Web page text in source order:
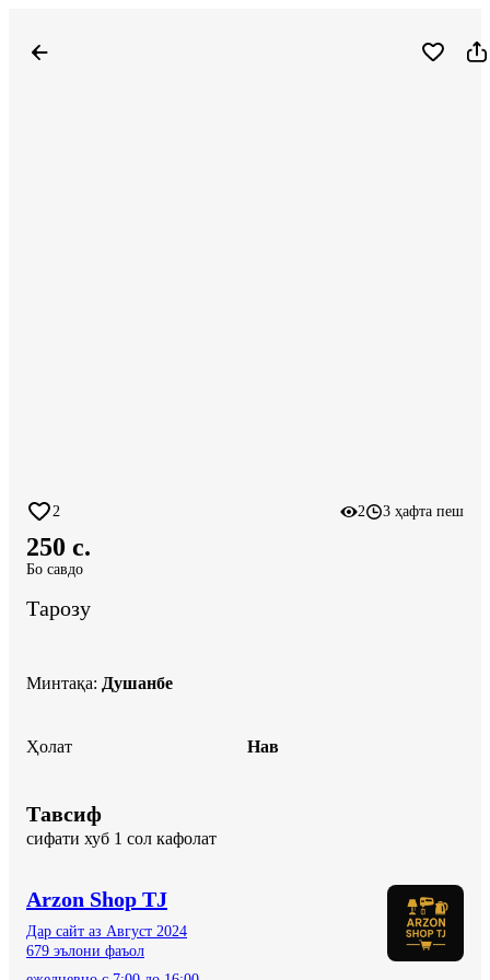
2 2 3 ҳафта пеш
250 c.
Бо савдо
Тарозу
Минтақа: Душанбе
Ҳолат Нав
Тавсиф
сифати хуб 1 сол кафолат
Arzon Shop TJ
Дар сайт аз Август 2024
679 эълони фаъол